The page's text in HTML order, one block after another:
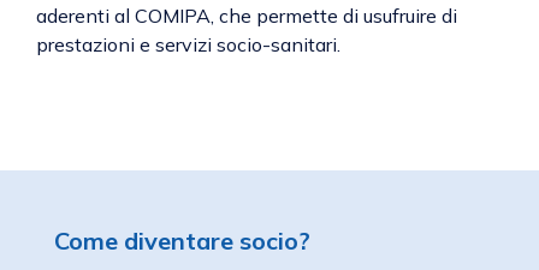
aderenti al COMIPA, che permette di usufruire di
prestazioni e servizi socio-sanitari.
Come diventare socio?